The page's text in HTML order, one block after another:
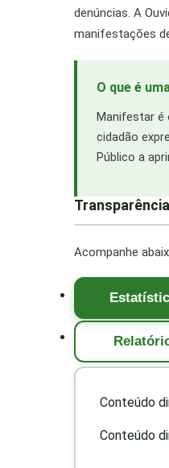
denúncias. A
manifestações
O que é
Manifestar é
cidadão
Público a
Acompanhe
Conteúdo
Conteúdo